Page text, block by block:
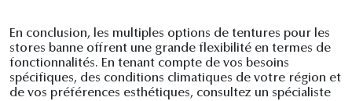
En conclusion, les multiples options de tentures pour les
stores banne offrent une grande flexibilité en termes de
fonctionnalités. En tenant compte de vos besoins
spécifiques, des conditions climatiques de votre région et
de vos préférences esthétiques, consultez un spécialiste